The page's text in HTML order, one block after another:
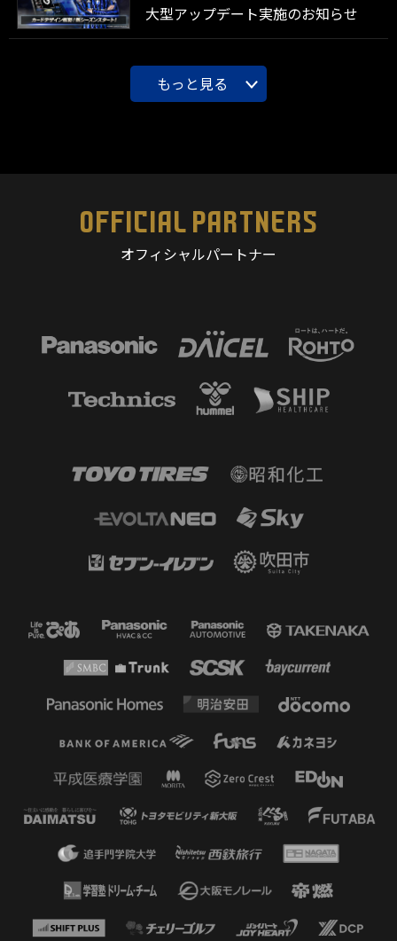
大型アップデート実施のお知らせ
もっと見る
OFFICIAL PARTNERS
オフィシャルパートナー